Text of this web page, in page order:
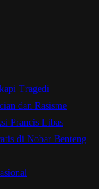
Tragedi
dan Rasisme
Prancis Libas
di Nobar Benteng